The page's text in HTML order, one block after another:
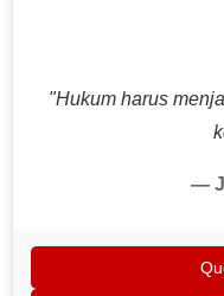
"Hukum harus
—